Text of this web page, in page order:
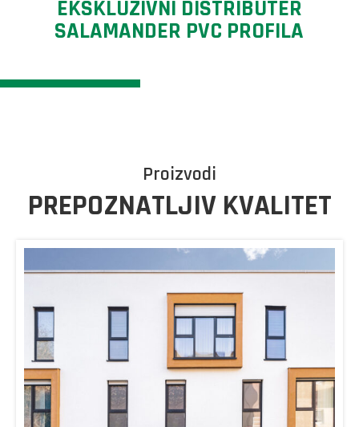
EKSKLUZIVNI DISTRIBUTER
SALAMANDER PVC PROFILA
Proizvodi
PREPOZNATLJIV KVALITET